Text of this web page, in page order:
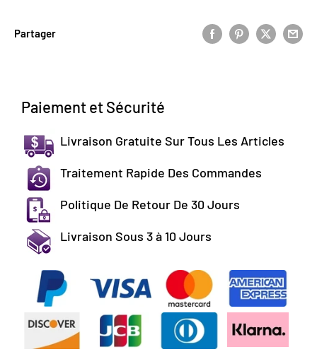
Partager
Paiement et Sécurité
Livraison Gratuite Sur Tous Les Articles
Traitement Rapide Des Commandes
Politique De Retour De 30 Jours
Livraison Sous 3 à 10 Jours